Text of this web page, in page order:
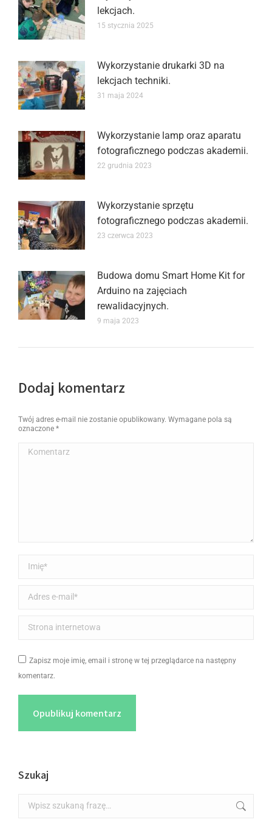
lekcjach.
15 stycznia 2025
Wykorzystanie drukarki 3D na
lekcjach techniki.
31 maja 2024
Wykorzystanie lamp oraz aparatu
fotograficznego podczas akademii.
22 grudnia 2023
Wykorzystanie sprzętu
fotograficznego podczas akademii.
23 czerwca 2023
Budowa domu Smart Home Kit for
Arduino na zajęciach
rewalidacyjnych.
9 maja 2023
Dodaj komentarz
Twój adres e-mail nie zostanie opublikowany. Wymagane pola są
oznaczone *
Komentarz
Imię *
Adres e-mail *
Strona internetowa
Zapisz moje imię, email i stronę w tej przeglądarce na następny
komentarz.
Opublikuj komentarz
Szukaj